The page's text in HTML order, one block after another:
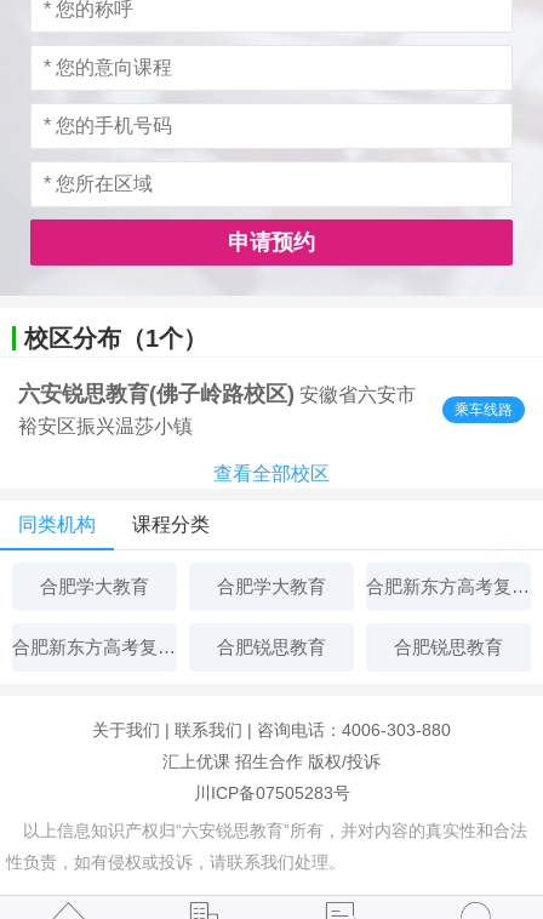
申请预约
校区分布（1个）
六安锐思教育(佛子岭路校区) 安徽省六安市
裕安区振兴温莎小镇
乘车线路
查看全部校区
同类机构 课程分类
合肥学大教育 合肥学大教育 合肥新东方高考复读中心
合肥新东方高考复读中心 合肥锐思教育 合肥锐思教育
关于我们 | 联系我们 | 咨询电话：4006-303-880
汇上优课 招生合作 版权/投诉
川ICP备07505283号
以上信息知识产权归“六安锐思教育”所有，并对内容的真实性和合法
性负责，如有侵权或投诉，请联系我们处理。